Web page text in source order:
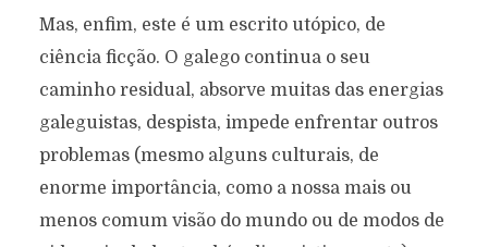
Mas, enfim, este é um escrito utópico, de
ciência ficção. O galego continua o seu
caminho residual, absorve muitas das energias
galeguistas, despista, impede enfrentar outros
problemas (mesmo alguns culturais, de
enorme importância, como a nossa mais ou
menos comum visão do mundo ou de modos de